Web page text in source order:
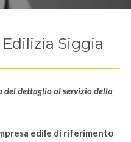
Siggia
del dettaglio al servizio della
edile di riferimento